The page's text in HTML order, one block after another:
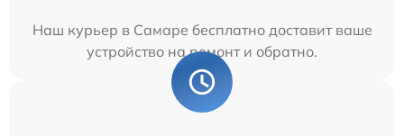
Наш курьер в Самаре бесплатно доставит ваше
устройство на ремонт и обратно.